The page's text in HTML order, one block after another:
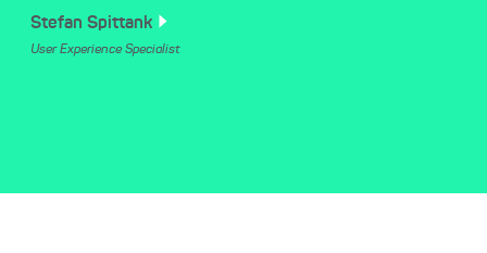
Stefan Spittank
User Experience Specialist